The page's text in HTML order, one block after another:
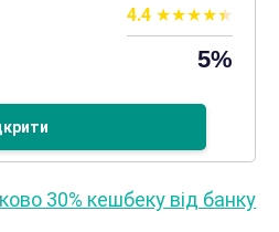
4.4
5%
30% кешбеку від банку